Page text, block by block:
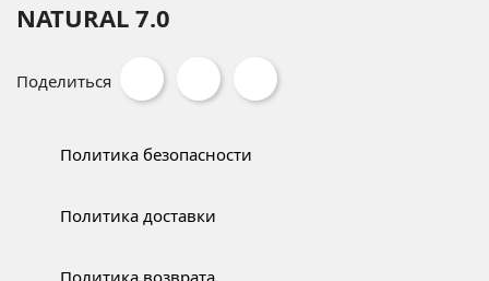
NATURAL 7.0
Поделиться
Политика безопасности
Политика доставки
Политика возврата